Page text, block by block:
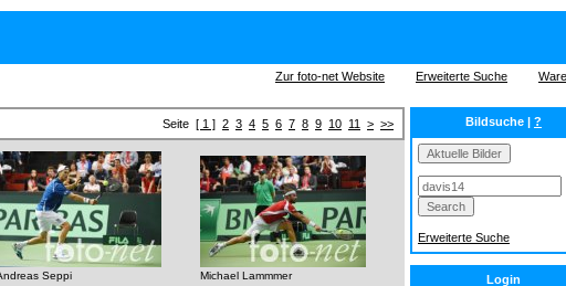
Zur foto-net Website Erweiterte Suche
Seite [ 1 ] 2 3 4 5 6 7 8 9 10 11 > >>
Seppi Michael Lammmer
Bildsuche | ?
Erweiterte Suche
Login